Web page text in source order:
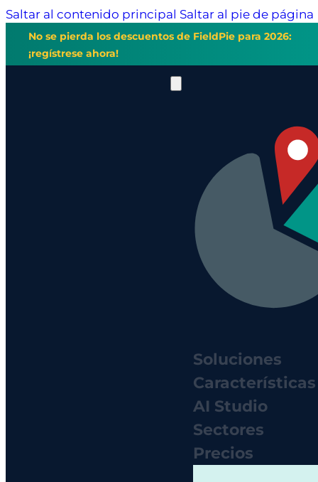
Saltar al contenido principal Saltar al pie de página
No se pierda los descuentos de FieldPie para 2026:
¡regístrese ahora!
Soluciones
Características
AI Studio
Sectores
Precios